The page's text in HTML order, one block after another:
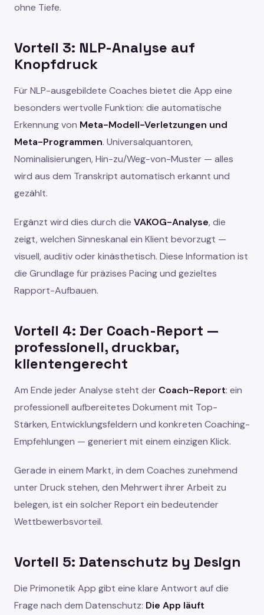
ohne Tiefe.
Vorteil 3: NLP-Analyse auf
Knopfdruck
Für NLP-ausgebildete Coaches bietet die App eine
besonders wertvolle Funktion: die automatische
Erkennung von Meta-Modell-Verletzungen und
Meta-Programmen. Universalquantoren,
Nominalisierungen, Hin-zu/Weg-von-Muster — alles
wird aus dem Transkript automatisch erkannt und
gezählt.
Ergänzt wird dies durch die VAKOG-Analyse, die
zeigt, welchen Sinneskanal ein Klient bevorzugt —
visuell, auditiv oder kinästhetisch. Diese Information ist
die Grundlage für präzises Pacing und gezieltes
Rapport-Aufbauen.
Vorteil 4: Der Coach-Report —
professionell, druckbar,
klientengerecht
Am Ende jeder Analyse steht der Coach-Report: ein
professionell aufbereitetes Dokument mit Top-
Stärken, Entwicklungsfeldern und konkreten Coaching-
Empfehlungen — generiert mit einem einzigen Klick.
Gerade in einem Markt, in dem Coaches zunehmend
unter Druck stehen, den Mehrwert ihrer Arbeit zu
belegen, ist ein solcher Report ein bedeutender
Wettbewerbsvorteil.
Vorteil 5: Datenschutz by Design
Die Primonetik App gibt eine klare Antwort auf die
Frage nach dem Datenschutz: Die App läuft